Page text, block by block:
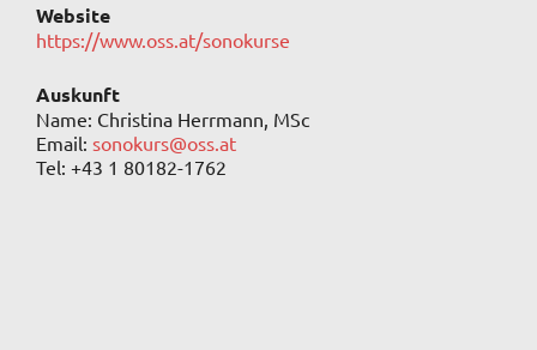
Website
https://www.oss.at/sonokurse
Auskunft
Name: Christina Herrmann, MSc
Email: sonokurs@oss.at
Tel: +43 1 80182-1762